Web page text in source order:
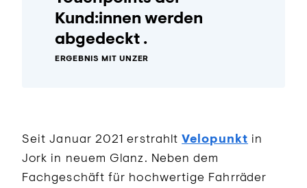
Kund:innen werden
abgedeckt .
ERGEBNIS MIT UNZER
Seit Januar 2021 erstrahltVelopunkt in
Jork in neuem Glanz. Neben dem
Fachgeschäft für hochwertige Fahrräder